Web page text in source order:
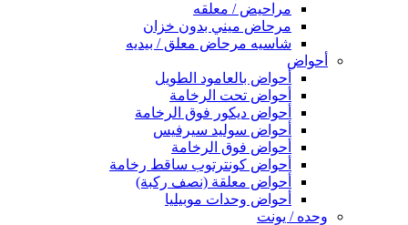
مراحيض / معلقه
مرحاض ميني بدون خزان
شاسيه مرحاض معلق / بيديه
أحواض
أحواض بالعامود الطويل
أحواض تحت الرخامة
أحواض ديكور فوق الرخامة
أحواض سوليد سيرفيس
أحواض فوق الرخامة
أحواض كونترتوب ساقط رخامة
أحواض معلقة (نصف ركبة)
أحواض وحدات موبيليا
وحده / يونت